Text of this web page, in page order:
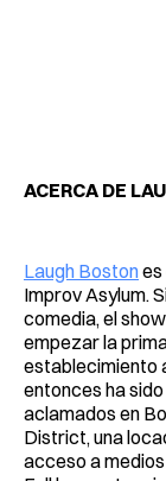
ACERCA DE
Laugh Bostones
Improv Asylum.
comedia, el
empezar la
establecimiento
entonces ha
aclamados en
District, una
acceso a